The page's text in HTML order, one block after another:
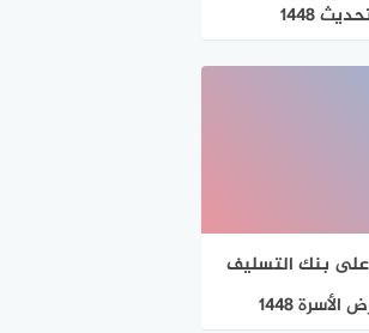
1448
بنك التسليف
1448